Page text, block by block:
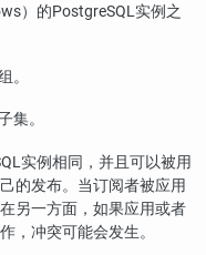
）的PostgreSQL实例之
。
集。
实例相同，并且可以被用
的发布。当订阅者被应用
另一方面，如果应用或者
，冲突可能会发生。